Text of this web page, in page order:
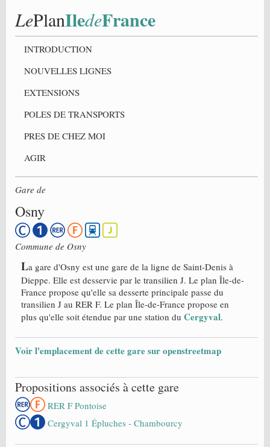
LePlanIledeFrance
INTRODUCTION
NOUVELLES LIGNES
EXTENSIONS
POLES DE TRANSPORTS
PRES DE CHEZ MOI
AGIR
Gare de
Osny
Commune de Osny
La gare d'Osny est une gare de la ligne de Saint-Denis à
Dieppe. Elle est desservie par le transilien J. Le plan Île-de-
France propose qu'elle sa desserte principale passe du
transilien J au RER F. Le plan Île-de-France propose en
plus qu'elle soit étendue par une station du Cergyval.
Voir l'emplacement de cette gare sur openstreetmap
Propositions associés à cette gare
RER F Pontoise
Cergyval 1 Épluches - Chambourcy